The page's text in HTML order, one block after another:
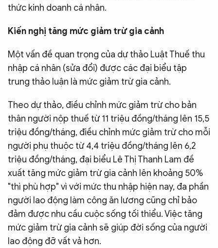
thức kinh doanh cá nhân.
Kiến nghị tăng mức giảm trừ gia cảnh
Một vấn đề quan trọng của dự thảo Luật Thuế thu
nhập cá nhân (sửa đổi) được các đại biểu tập
trung thảo luận là mức giảm trừ gia cảnh.
Theo dự thảo, điều chỉnh mức giảm trừ cho bản
thân người nộp thuế từ 11 triệu đồng/tháng lên 15,5
triệu đồng/tháng, điều chỉnh mức giảm trừ cho mỗi
người phụ thuộc từ 4,4 triệu đồng/tháng lên 6,2
triệu đồng/tháng, đại biểu Lê Thị Thanh Lam đề
xuất tăng mức giảm trừ gia cảnh lên khoảng 50%
"thì phù hợp" vì với mức thu nhập hiện nay, đa phần
người lao động làm công ăn lương cũng chỉ bảo
đảm được nhu cầu cuộc sống tối thiểu. Việc tăng
mức giảm trừ gia cảnh sẽ giúp đời sống của người
lao động đỡ vất vả hơn.